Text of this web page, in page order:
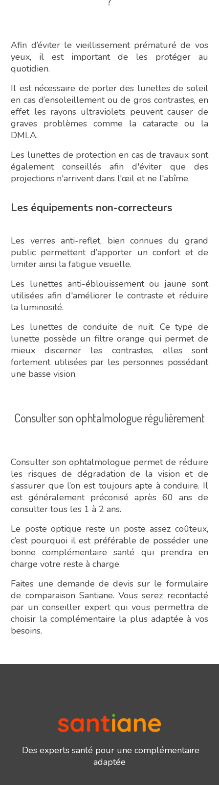
Afin d’éviter le vieillissement prématuré de vos
yeux, il est important de les protéger au
quotidien.
Il est nécessaire de porter des lunettes de soleil
en cas d’ensoleillement ou de gros contrastes, en
effet les rayons ultraviolets peuvent causer de
graves problèmes comme la cataracte ou la
DMLA.
Les lunettes de protection en cas de travaux sont
également conseillés afin d'éviter que des
projections n'arrivent dans l'œil et ne l'abîme.
Les équipements non-correcteurs
Les verres anti-reflet, bien connues du grand
public permettent d’apporter un confort et de
limiter ainsi la fatigue visuelle.
Les lunettes anti-éblouissement ou jaune sont
utilisées afin d'améliorer le contraste et réduire
la luminosité.
Les lunettes de conduite de nuit. Ce type de
lunette possède un filtre orange qui permet de
mieux discerner les contrastes, elles sont
fortement utilisées par les personnes possédant
une basse vision.
Consulter son ophtalmologue régulièrement
Consulter son ophtalmologue permet de réduire
les risques de dégradation de la vision et de
s’assurer que l’on est toujours apte à conduire. Il
est généralement préconisé après 60 ans de
consulter tous les 1 à 2 ans.
Le poste optique reste un poste assez coûteux,
c’est pourquoi il est préférable de posséder une
bonne complémentaire santé qui prendra en
charge votre reste à charge.
Faites une demande de devis sur le formulaire
de comparaison Santiane. Vous serez recontacté
par un conseiller expert qui vous permettra de
choisir la complémentaire la plus adaptée à vos
besoins.
Des experts santé pour une complémentaire
adaptée